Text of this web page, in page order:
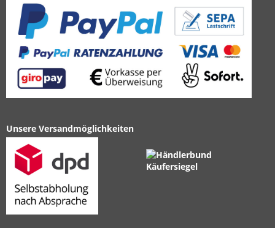
Unsere Versandmöglichkeiten